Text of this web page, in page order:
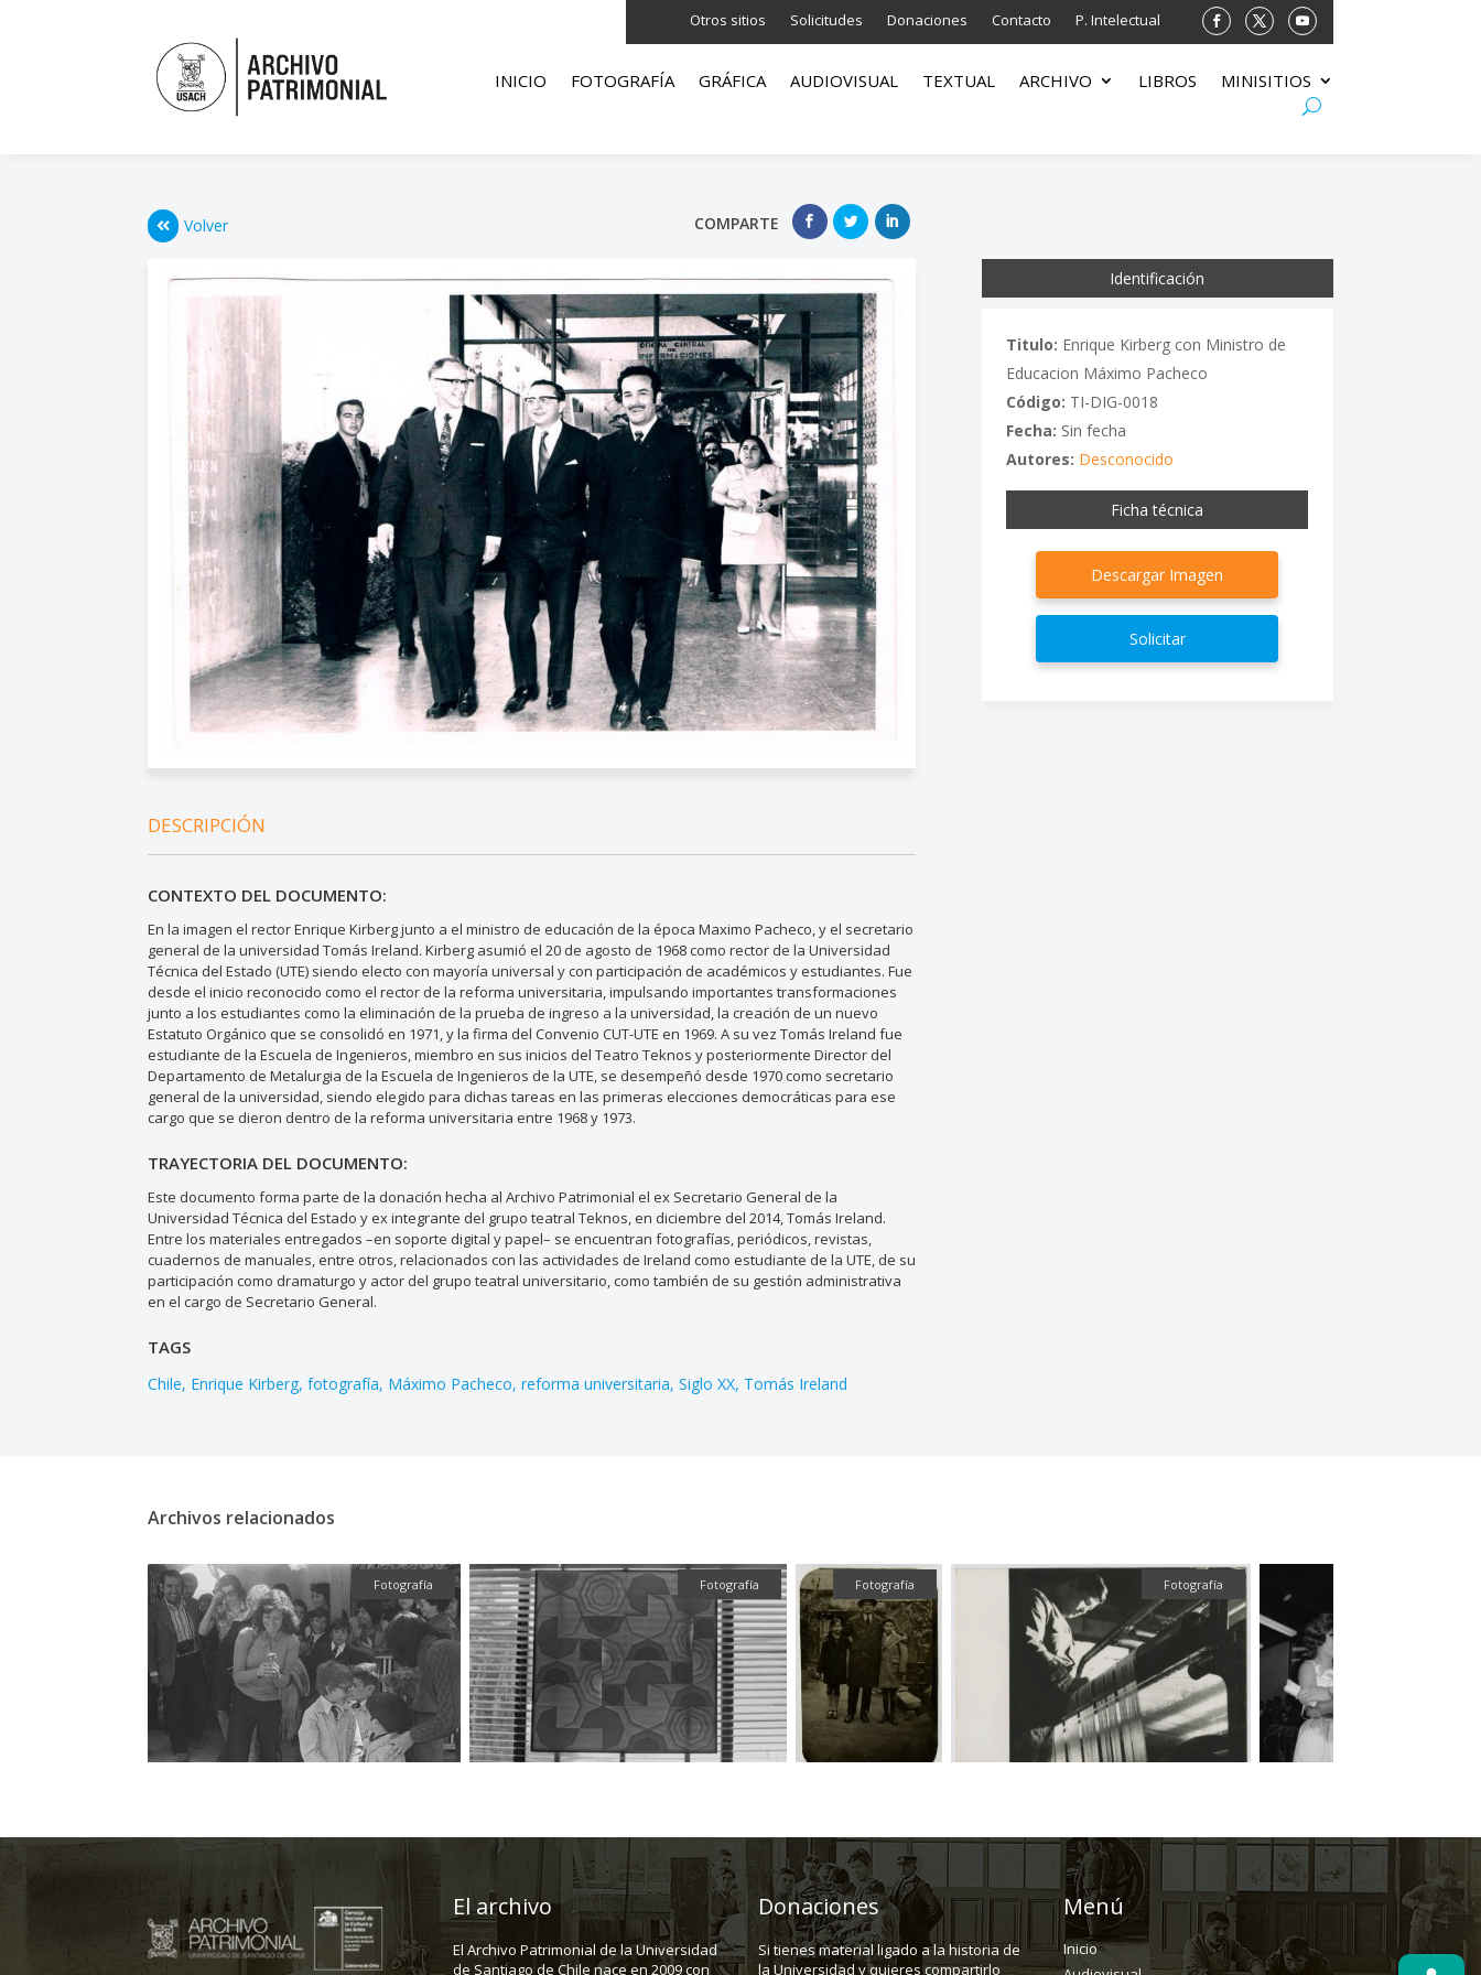
Otros sitios Solicitudes Donaciones Contacto P. Intelectual
INICIO FOTOGRAFÍA GRÁFICA AUDIOVISUAL TEXTUAL ARCHIVO LIBROS MINISITIOS
Volver COMPARTE
DESCRIPCIÓN
CONTEXTO DEL DOCUMENTO:
En la imagen el rector Enrique Kirberg junto a el ministro de educación de la época Maximo Pacheco, y el secretario
general de la universidad Tomás Ireland. Kirberg asumió el 20 de agosto de 1968 como rector de la Universidad
Técnica del Estado (UTE) siendo electo con mayoría universal y con participación de académicos y estudiantes. Fue
desde el inicio reconocido como el rector de la reforma universitaria, impulsando importantes transformaciones
junto a los estudiantes como la eliminación de la prueba de ingreso a la universidad, la creación de un nuevo
Estatuto Orgánico que se consolidó en 1971, y la firma del Convenio CUT-UTE en 1969. A su vez Tomás Ireland fue
estudiante de la Escuela de Ingenieros, miembro en sus inicios del Teatro Teknos y posteriormente Director del
Departamento de Metalurgia de la Escuela de Ingenieros de la UTE, se desempeñó desde 1970 como secretario
general de la universidad, siendo elegido para dichas tareas en las primeras elecciones democráticas para ese
cargo que se dieron dentro de la reforma universitaria entre 1968 y 1973.
TRAYECTORIA DEL DOCUMENTO:
Este documento forma parte de la donación hecha al Archivo Patrimonial el ex Secretario General de la
Universidad Técnica del Estado y ex integrante del grupo teatral Teknos, en diciembre del 2014, Tomás Ireland.
Entre los materiales entregados –en soporte digital y papel– se encuentran fotografías, periódicos, revistas,
cuadernos de manuales, entre otros, relacionados con las actividades de Ireland como estudiante de la UTE, de su
participación como dramaturgo y actor del grupo teatral universitario, como también de su gestión administrativa
en el cargo de Secretario General.
TAGS
Chile Enrique Kirberg fotografía Máximo Pacheco reforma universitaria Siglo XX Tomás Ireland
Identificación
Titulo: Enrique Kirberg con Ministro de
Educacion Máximo Pacheco
Código: TI-DIG-0018
Fecha: Sin fecha
Autores: Desconocido
Ficha técnica
Descargar Imagen
Solicitar
Archivos relacionados
Fotografía Fotografía Fotografía Fotografía
El archivo
El Archivo Patrimonial de la Universidad
de Santiago de Chile nace en 2009 con
Donaciones
Si tienes material ligado a la historia de
la Universidad y quieres compartirlo
Menú
Inicio